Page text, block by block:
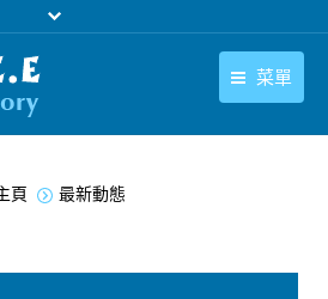
菜單
下載中心
頁 最新動態